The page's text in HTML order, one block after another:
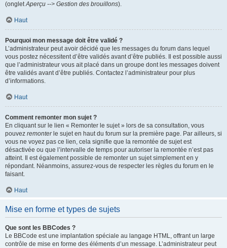
(ongletAperçu --> Gestion des brouillons).
Haut
Pourquoi mon message doit être validé ?
L’administrateur peut avoir décidé que les messages du forum dans lequel
vous postez nécessitent d’être validés avant d’être publiés. Il est possible aussi
que l’administrateur vous ait placé dans un groupe dont les messages doivent
être validés avant d’être publiés. Contactez l’administrateur pour plus
d’informations.
Haut
Comment remonter mon sujet ?
En cliquant sur le lien « Remonter le sujet » lors de sa consultation, vous
pouvez remonterle sujet en haut du forum sur la première page. Par ailleurs, si
vous ne voyez pas ce lien, cela signifie que la remontée de sujet est
désactivée ou que l’intervalle de temps pour autoriser la remontée n’est pas
atteint. Il est également possible de remonter un sujet simplement en y
répondant. Néanmoins, assurez-vous de respecter les règles du forum en le
faisant.
Haut
Mise en forme et types de sujets
Que sont les BBCodes ?
Le BBCode est une implantation spéciale au langage HTML, offrant un large
contrôle de mise en forme des éléments d’un message. L’administrateur peut